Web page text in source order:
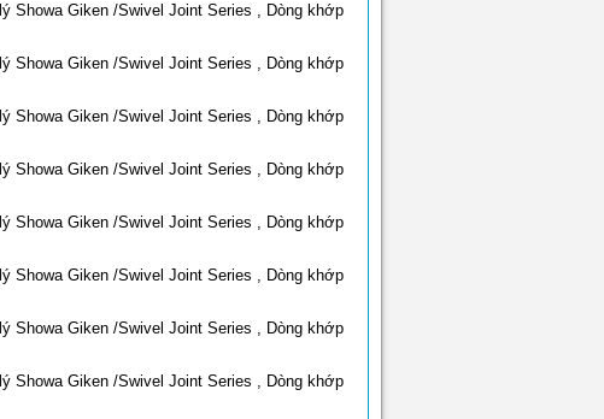
Showa Giken /Swivel Joint Series , Dòng khớp
Showa Giken /Swivel Joint Series , Dòng khớp
Showa Giken /Swivel Joint Series , Dòng khớp
Showa Giken /Swivel Joint Series , Dòng khớp
Showa Giken /Swivel Joint Series , Dòng khớp
Showa Giken /Swivel Joint Series , Dòng khớp
Showa Giken /Swivel Joint Series , Dòng khớp
Showa Giken /Swivel Joint Series , Dòng khớp